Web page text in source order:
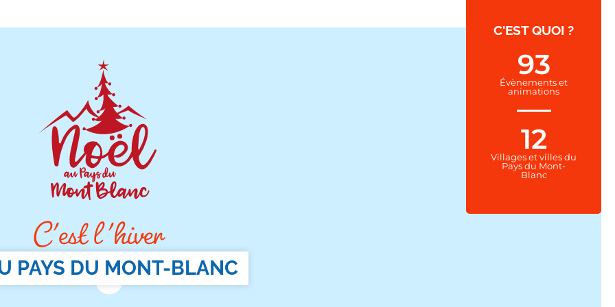
C'EST QUOI ?
93
Évènements et
animations
12
Villages et villes du
Pays du Mont-
Blanc
C'est l 'hiver
PAYS DU MONT-BLANC